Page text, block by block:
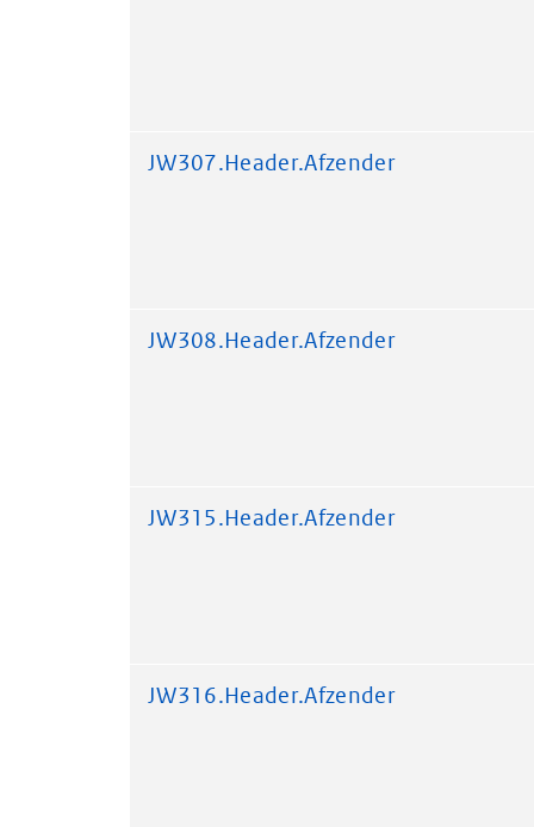
JW307.Header.Afzender
JW308.Header.Afzender
JW315.Header.Afzender
JW316.Header.Afzender